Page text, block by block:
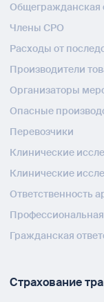
Общегражданская
Члены СРО
Расходы от
Производители
Организаторы
Опасные
Перевозчики
Клинические
Клинические
Ответственность
Профессиональная
Гражданская
Страхование